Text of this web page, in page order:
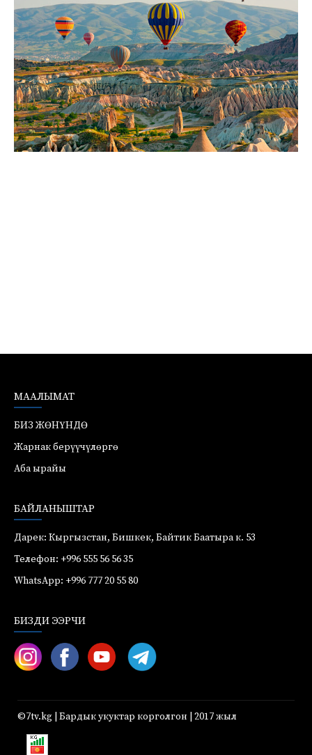
МААЛЫМАТ
БИЗ ЖӨНҮНДӨ
Жарнак берүүчүлөргө
Аба ырайы
БАЙЛАНЫШТАР
Дарек: Кыргызстан, Бишкек, Байтик Баатыра к. 53
Телефон: +996 555 56 56 35
WhatsApp: +996 777 20 55 80
БИЗДИ ЭЭРЧИ
©7tv.kg | Бардык укуктар корголгон | 2017 жыл